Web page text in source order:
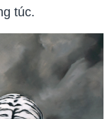
túc.